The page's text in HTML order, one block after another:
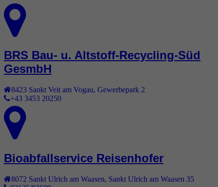
BRS Bau- u. Altstoff-Recycling-Süd
GesmbH
8423 Sankt Veit am Vogau, Gewerbepark 2
+43 3453 20250
Bioabfallservice Reisenhofer
8072 Sankt Ulrich am Waasen
Sankt Ulrich am Waasen 35